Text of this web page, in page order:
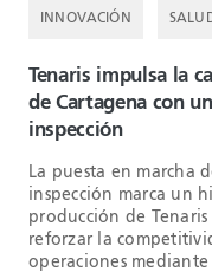
INNOVACIÓN
Tenaris impulsa la
de Cartagena con
inspección
La puesta en marcha
inspección marca un
producción de
reforzar la
operaciones